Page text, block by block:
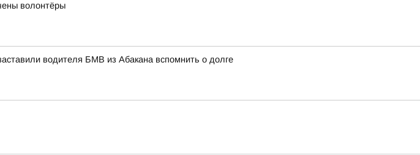
волонтёры
водителя БМВ из Абакана вспомнить о долге